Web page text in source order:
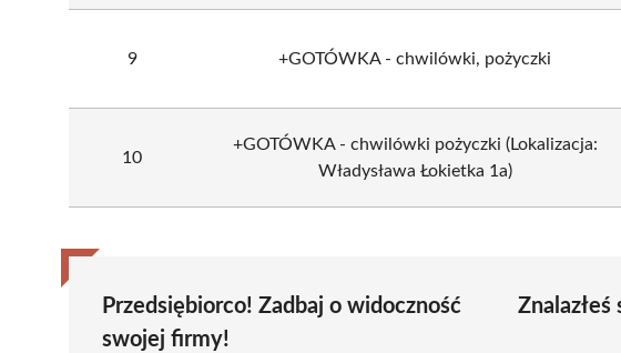
9 +GOTÓWKA - chwilówki, pożyczki
10
+GOTÓWKA - chwilówki pożyczki (Lokalizacja:
Władysława Łokietka 1a)
Przedsiębiorco! Zadbaj o widoczność
swojej firmy!